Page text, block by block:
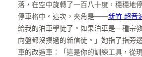
落，在空中旋轉了一百八十度，穩穩地
停車格中。這次，夾角是——新竹 超音
給我的泊車學徒了。如果泊車是一種宗
向盤都沒摸過的新信徒。」她指了指旁
車的改造車：「這是你的訓練工具，從